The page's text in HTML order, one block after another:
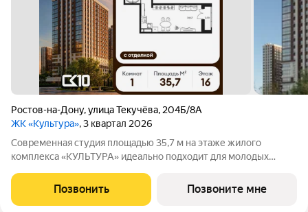
Ростов-на-Дону,улица Текучёва, 204Б/8А
ЖК «Культура», 3 квартал 2026
Современная студия площадью 35,7 м на этаже жилого
комплекса «КУЛЬТУРА» идеально подходит для молодых
инструментом для инвестиций. Общая жилая площадь м
позволяет создать уютное пространство для
Позвонить Позвоните мне